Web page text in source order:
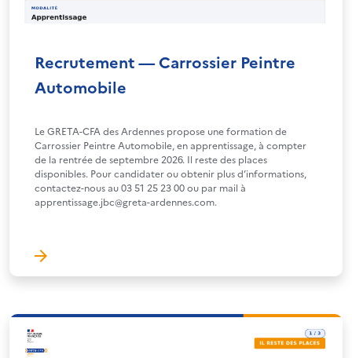
Recrutement — Carrossier Peintre
Automobile
Le GRETA-CFA des Ardennes propose une formation de
Carrossier Peintre Automobile, en apprentissage, à compter
de la rentrée de septembre 2026. Il reste des places
disponibles. Pour candidater ou obtenir plus d’informations,
contactez-nous au 03 51 25 23 00 ou par mail à
apprentissage.jbc@greta-ardennes.com.